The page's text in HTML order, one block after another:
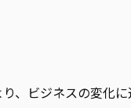
、ビジネスの変化